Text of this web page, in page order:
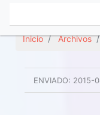
Inicio Archivos
ENVIADO: 2015-